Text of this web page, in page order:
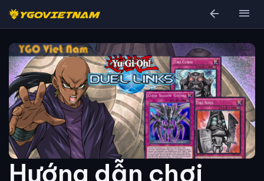
arrow_back menu
Hướng dẫn chơi